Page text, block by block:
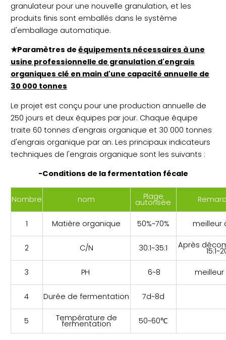
granulateur pour une nouvelle granulation, et les
produits finis sont emballés dans le système
d'emballage automatique.
★Paramètres de équipements nécessaires à une
usine professionnelle de granulation d'engrais
organiques clé en main d'une capacité annuelle de
30 000 tonnes
Le projet est conçu pour une production annuelle de
250 jours et deux équipes par jour. Chaque équipe
traite 60 tonnes d'engrais organique et 30 000 tonnes
d'engrais organique par an. Les principaux indicateurs
techniques de l'engrais organique sont les suivants :
-Conditions de la fermentation fécale
Nombre nom Plage
autorisée
1 Matière organique 50%~70% meilleur
2 C/N 30:1~35:1 Après
3 PH 6~8 meilleur
4 Durée de fermentation 7d~8d
5 Température de
fermentation 50~60℃